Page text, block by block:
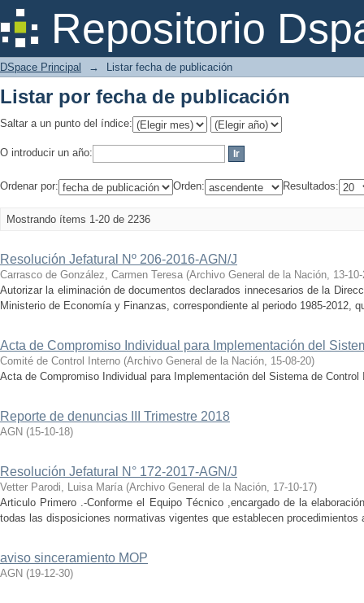
Repositorio
Listar por fecha de publicación
DSpace Principal → Listar fecha de publicación
Listar por fecha de publicación
Saltar a un punto del índice:
O introducir un año:
Ordenar por: Orden: Resultados:
Mostrando ítems 1-20 de 2236
Resolución Jefatural Nº 206-2016-AGN/J
Carrasco de González, Carmen Teresa (Archivo General de la Nación, 13-
Autorizar la eliminación de documentos declarados innecesarios de la
Ministerio de Economía y Finanzas, correspondiente al periodo 1985-2012,
Acta de Compromiso Individual para Implementación del
Comité de Control Interno (Archivo General de la Nación, 15-08-20)
Acta de Compromiso Individual para Implementación del Sistema de Control
Reporte de denuncias III Trimestre 2018
AGN (15-10-18)
Resolución Jefatural N° 172-2017-AGN/J
Vetter Parodi, Luisa María (Archivo General de la Nación, 17-10-17)
Articulo Primero .-Conforme el Equipo Técnico ,encargado de la
todas las disposiciones normativas vigentes que establecen
aviso sinceramiento MOP
AGN (19-12-30)